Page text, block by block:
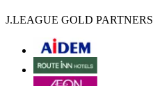
J.LEAGUE GOLD PARTNERS